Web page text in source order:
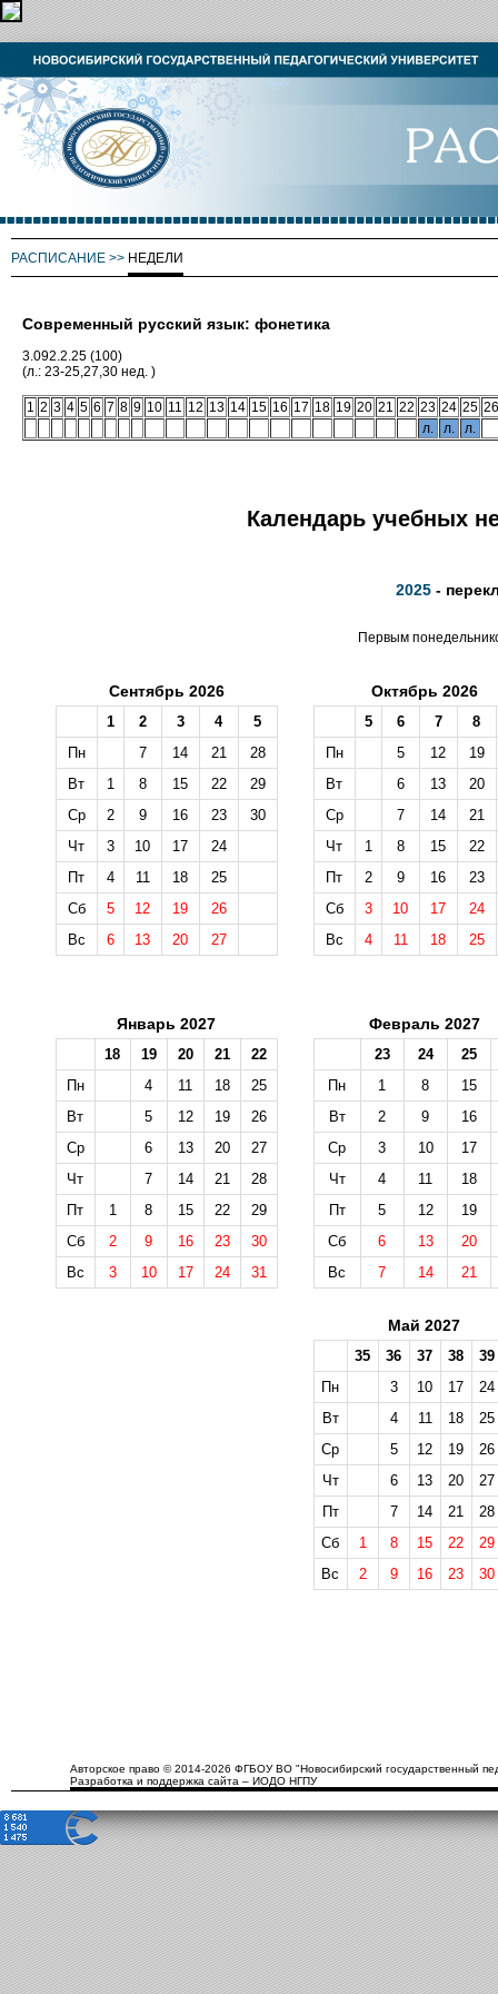
РАСПИСАНИЕ >> НЕДЕЛИ
Современный русский язык: фонетика
3.092.2.25 (100)
(л.: 23-25,27,30 нед. )
1 2 3 4 5 6 7 8 9 10 11 12 13 14 15 16 17 18 19 20 21 22 23 24 25 26
л.
л. л.
Календарь учебных
2025 -
Первым
Сентябрь 2026
1 2 3 4
5
Пн
7 14 21
28
Вт
1 8 15 22
29
Ср
2 9 16 23
30
Чт
3 10 17
24
Пт
4 11 18
25
Сб
5 12 19
26
Вс
6 13 20 27
Октябрь 2026
5 6 7
8
Пн
5 12
19
Вт
6 13
20
Ср
7 14
21
Чт
1 8 15
22
Пт
2 9 16
23
Сб
3 10 17
24
Вс
4 11 18 25
Январь 2027
18 19 20 21
22
Пн
4 11 18
25
Вт
5 12 19
26
Ср
6 13 20
27
Чт
7 14 21
28
Пт
1 8 15 22
29
Сб
2 9 16 23
30
Вс
3 10 17 24 31
Февраль 2027
23 24
25
Пн
1 8
15
Вт
2 9
16
Ср
3 10
17
Чт
4 11
18
Пт
5 12
19
Сб
6 13
20
Вс
7 14 21
Май 2027
35 36 37 38
39
Пн
3 10 17
24
Вт
4 11 18
25
Ср
5 12 19
26
Чт
6 13 20
27
Пт
7 14 21
28
Сб
1 8 15 22
29
Вс
2 9 16 23 30
Авторское право © 2014-2026 ФГБОУ ВО "Новосибирский государственный
Разработка и поддержка сайта – ИОДО НГПУ